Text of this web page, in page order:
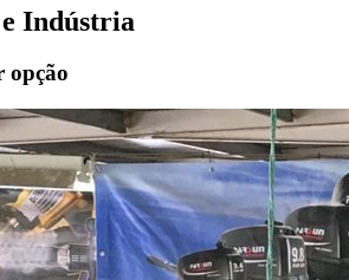
Indústria
opção